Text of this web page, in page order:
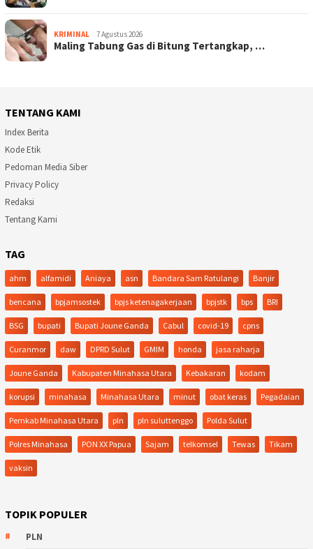
KRIMINAL 7 Agustus 2026
Maling Tabung Gas di Bitung Tertangkap, …
TENTANG KAMI
Index Berita
Kode Etik
Pedoman Media Siber
Privacy Policy
Redaksi
Tentang Kami
TAG
ahm alfamidi Aniaya asn Bandara Sam Ratulangi Banjir
bencana bpjamsostek bpjs ketenagakerjaan bpjstk bps BRI
BSG bupati Bupati Joune Ganda Cabul covid-19 cpns
Curanmor daw DPRD Sulut GMIM honda jasa raharja
Joune Ganda Kabupaten Minahasa Utara Kebakaran kodam
korupsi minahasa Minahasa Utara minut obat keras Pegadaian
Pemkab Minahasa Utara pln pln suluttenggo Polda Sulut
Polres Minahasa PON XX Papua Sajam telkomsel Tewas Tikam
vaksin
TOPIK POPULER
PLN